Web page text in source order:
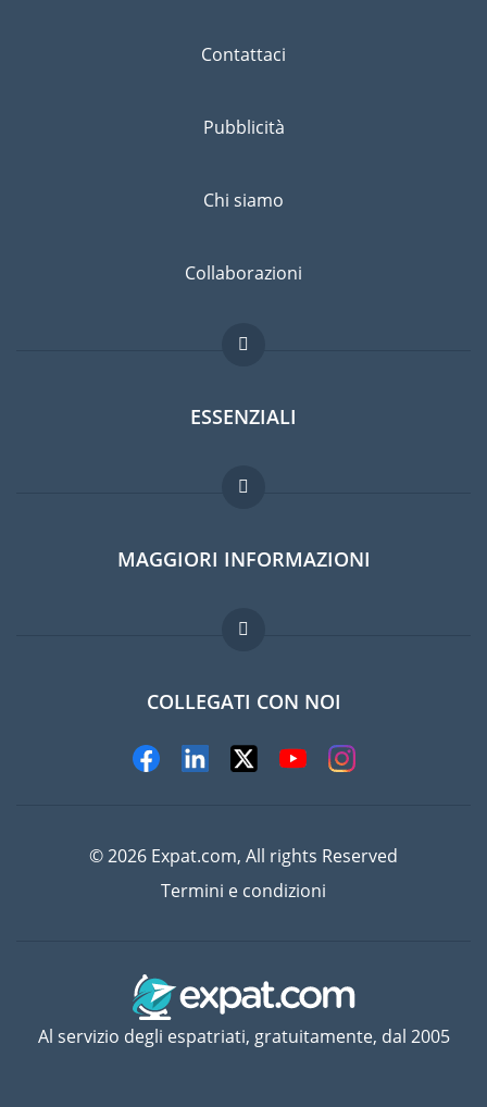
Eliminare il rischio non è possibile quindi un'assicurazione
Contattaci
Pubblicità
Chi siamo
Collaborazioni
ESSENZIALI
Forum per expat
Guida per expat
Lavori all'estero
MAGGIORI INFORMAZIONI
Domande frequenti
COLLEGATI CON NOI
© 2026 Expat.com, All rights Reserved
Termini e condizioni
Al servizio degli espatriati, gratuitamente, dal 2005